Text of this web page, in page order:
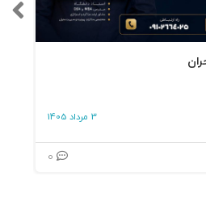
باید دل‌مشغولی شما
واقعی زنان نسل
اینفلوئنسرهای اصلی این
و هم خیالی
ریاضیات و علوم! زنان
3 مرداد 1405